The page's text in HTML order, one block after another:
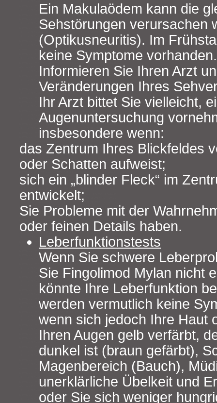
Ein Makulaödem kann die
Sehstörungen verursachen
(Optikusneuritis). Im
keine Symptome vorhanden.
Informieren Sie Ihren Arzt
Veränderungen Ihres
Ihr Arzt bittet Sie vielleicht,
Augenuntersuchung
insbesondere wenn:
das Zentrum Ihres Blickfeldes
oder Schatten aufweist;
sich ein „blinder Fleck“ im
entwickelt;
Sie Probleme mit der
oder feinen Details haben.
Leberfunktionstests
Wenn Sie schwere
Sie Fingolimod Mylan nicht
könnte Ihre Leberfunktion
werden vermutlich keine
wenn sich jedoch Ihre Haut
Ihren Augen gelb verfärbt,
dunkel ist (braun gefärbt),
Magenbereich (Bauch),
unerklärliche Übelkeit und
oder Sie sich weniger